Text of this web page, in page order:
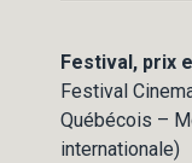
Festival, prix
Festival
Québécois –
internationale)